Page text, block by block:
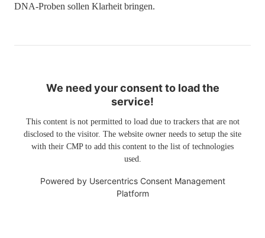
DNA-Proben sollen Klarheit bringen.
We need your consent to load the
service!
This content is not permitted to load due to trackers that are not
disclosed to the visitor. The website owner needs to setup the site
with their CMP to add this content to the list of technologies
used.
Powered by Usercentrics Consent Management
Platform